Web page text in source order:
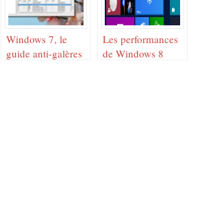
Windows 7, le
guide anti-galères
Les performances
de Windows 8